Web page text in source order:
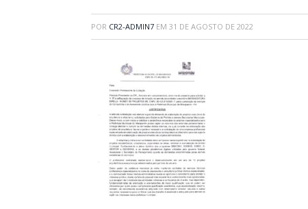
POR CR2-ADMIN7 EM 31 DE AGOSTO DE 2022